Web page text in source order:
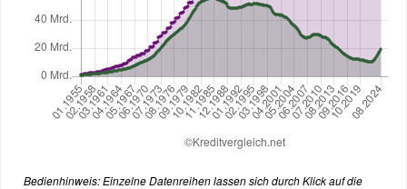
Bedienhinweis: Einzelne Datenreihen lassen sich durch Klick auf die